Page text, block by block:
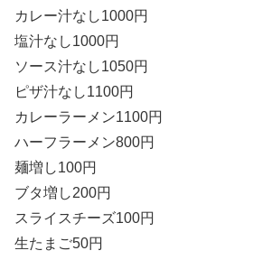
カレー汁なし1000円
塩汁なし1000円
ソース汁なし1050円
ピザ汁なし1100円
カレーラーメン1100円
ハーフラーメン800円
麺増し100円
ブタ増し200円
スライスチーズ100円
生たまご50円